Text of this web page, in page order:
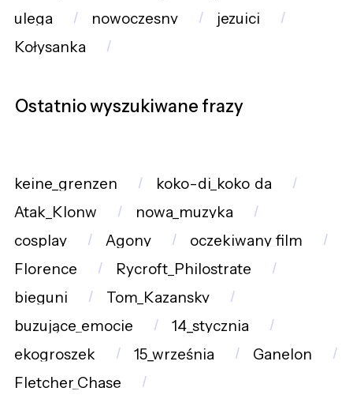
ulega
nowoczesny
jezuici
Kołysanka
Ostatnio wyszukiwane frazy
keine_grenzen
koko-di_koko_da
Atak_Klonw
nowa_muzyka
cosplay
Agony
oczekiwany_film
Florence
Rycroft_Philostrate
bieguni
Tom_Kazansky
buzujące_emocje
14_stycznia
ekogroszek
15_września
Ganelon
Fletcher_Chase